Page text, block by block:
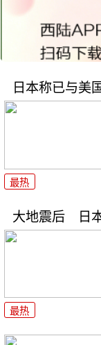
日本称已与美
最热
大地震后 日本
最热